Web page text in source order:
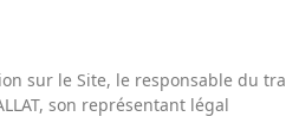
sur le Site, le responsable du
son représentant légal